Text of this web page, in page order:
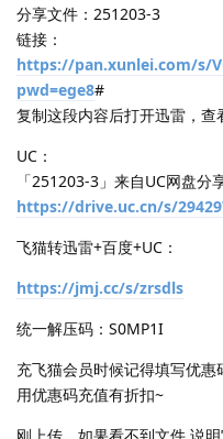
分享文件：251203-3
链接：
https://pan.xunlei.com/s/
pwd=ege8#
复制这段内容后打开迅雷，查
UC：
「251203-3」来自UC网盘分
https://drive.uc.cn/s/
飞猫转迅雷+百度+UC：
https://jmj.cc/s/zrsdls
统一解压码：S0MP1I
充飞猫会员时候记得填写优惠
用优惠码充值有折扣~